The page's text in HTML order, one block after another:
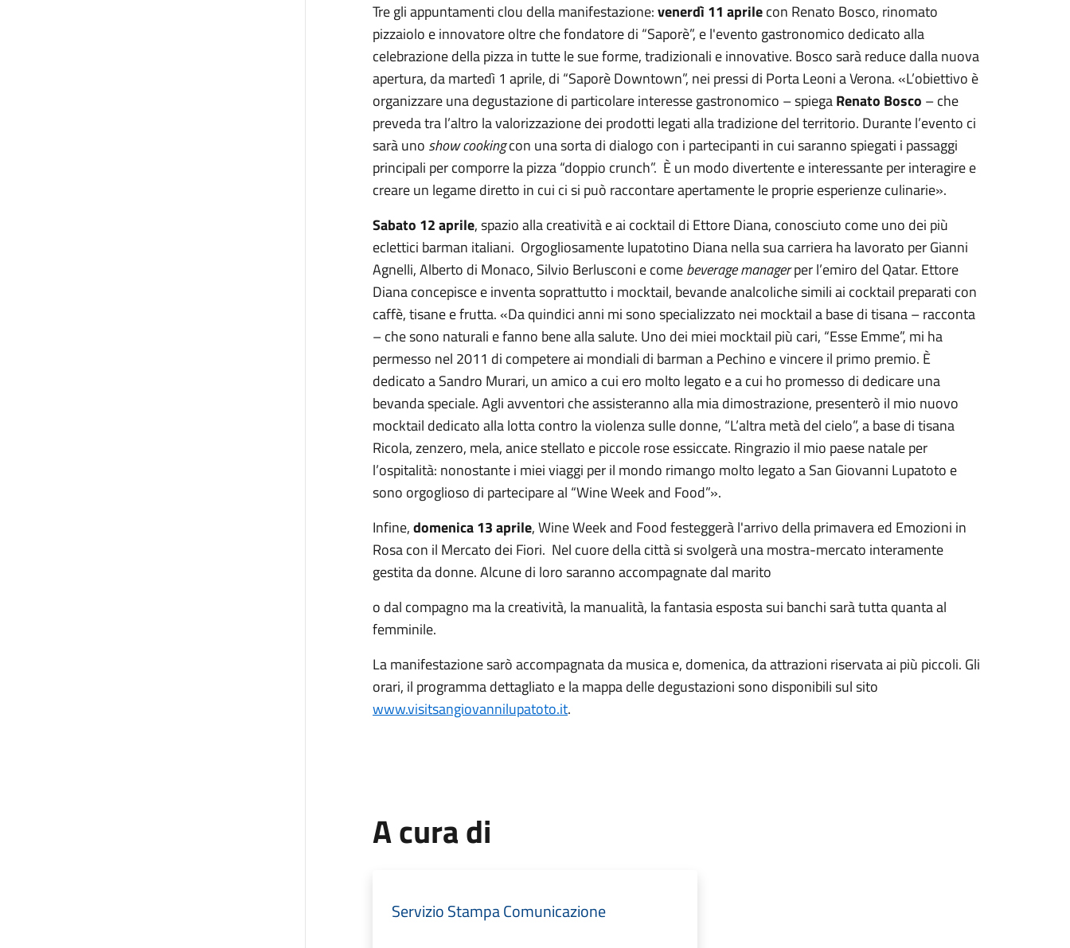
Tre gli appuntamenti clou della manifestazione:venerdì 11 aprilecon Renato Bosco, rinomato
pizzaiolo e innovatore oltre che fondatore di “Saporè”, e l'evento gastronomico dedicato alla
celebrazione della pizza in tutte le sue forme, tradizionali e innovative. Bosco sarà reduce dalla nuova
apertura, da martedì 1 aprile, di “Saporè Downtown”, nei pressi di Porta Leoni a Verona. «L’obiettivo è
organizzare una degustazione di particolare interesse gastronomico – spiegaRenato Bosco – che
preveda tra l’altro la valorizzazione dei prodotti legati alla tradizione del territorio. Durante l’evento ci
sarà uno show cookingcon una sorta di dialogo con i partecipanti in cui saranno spiegati i passaggi
principali per comporre la pizza “doppio crunch”. È un modo divertente e interessante per interagire e
creare un legame diretto in cui ci si può raccontare apertamente le proprie esperienze culinarie».
Sabato 12 aprile, spazio alla creatività e ai cocktail di Ettore Diana, conosciuto come uno dei più
eclettici barman italiani. Orgogliosamente lupatotino Diana nella sua carriera ha lavorato per Gianni
Agnelli, Alberto di Monaco, Silvio Berlusconi e comebeverage managerper l’emiro del Qatar. Ettore
Diana concepisce e inventa soprattutto i mocktail, bevande analcoliche simili ai cocktail preparati con
caffè, tisane e frutta. «Da quindici anni mi sono specializzato nei mocktail a base di tisana – racconta
– che sono naturali e fanno bene alla salute. Uno dei miei mocktail più cari, “Esse Emme”, mi ha
permesso nel 2011 di competere ai mondiali di barman a Pechino e vincere il primo premio. È
dedicato a Sandro Murari, un amico a cui ero molto legato e a cui ho promesso di dedicare una
bevanda speciale. Agli avventori che assisteranno alla mia dimostrazione, presenterò il mio nuovo
mocktail dedicato alla lotta contro la violenza sulle donne, “L’altra metà del cielo”, a base di tisana
Ricola, zenzero, mela, anice stellato e piccole rose essiccate. Ringrazio il mio paese natale per
l’ospitalità: nonostante i miei viaggi per il mondo rimango molto legato a San Giovanni Lupatoto e
sono orgoglioso di partecipare al “Wine Week and Food”».
Infine,domenica 13 aprile, Wine Week and Food festeggerà l'arrivo della primavera ed Emozioni in
Rosa con il Mercato dei Fiori. Nel cuore della città si svolgerà una mostra-mercato interamente
gestita da donne. Alcune di loro saranno accompagnate dal marito
o dal compagno ma la creatività, la manualità, la fantasia esposta sui banchi sarà tutta quanta al
femminile.
La manifestazione sarò accompagnata da musica e, domenica, da attrazioni riservata ai più piccoli. Gli
orari, il programma dettagliato e la mappa delle degustazioni sono disponibili sul sito
www.visitsangiovannilupatoto.it.
A cura di
Servizio Stampa Comunicazione